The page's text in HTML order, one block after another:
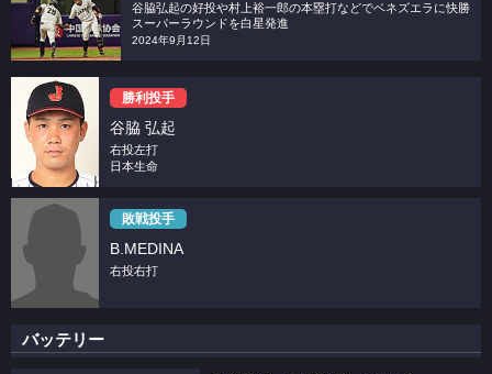
谷脇弘起の好投や村上裕一郎の本塁打などでベネズエラに快勝
スーパーラウンドを白星発進
2024年9月12日
勝利投手
谷脇 弘起
右投左打
日本生命
敗戦投手
B.MEDINA
右投右打
バッテリー